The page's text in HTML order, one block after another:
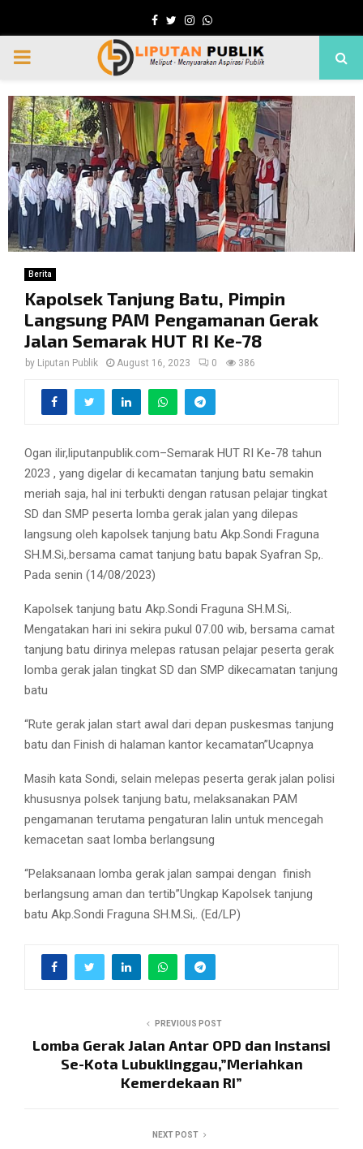
Facebook
TwitterInstagram
Whatsapp
PRIMARY
MENU
Berita
Kapolsek Tanjung Batu, Pimpin
Langsung PAM Pengamanan Gerak
Jalan Semarak HUT RI Ke-78
by Liputan Publik August 16, 2023 0 386
Ogan ilir,liputanpublik.com–Semarak HUT RI Ke-78 tahun
2023 , yang digelar di kecamatan tanjung batu semakin
meriah saja, hal ini terbukti dengan ratusan pelajar tingkat
SD dan SMP peserta lomba gerak jalan yang dilepas
langsung oleh kapolsek tanjung batu Akp.Sondi Fraguna
SH.M.Si,.bersama camat tanjung batu bapak Syafran Sp,.
Pada senin (14/08/2023)
Kapolsek tanjung batu Akp.Sondi Fraguna SH.M.Si,.
Mengatakan hari ini sekira pukul 07.00 wib, bersama camat
tanjung batu dirinya melepas ratusan pelajar peserta gerak
lomba gerak jalan tingkat SD dan SMP dikecamatan tanjung
batu
“Rute gerak jalan start awal dari depan puskesmas tanjung
batu dan Finish di halaman kantor kecamatan”Ucapnya
Masih kata Sondi, selain melepas peserta gerak jalan polisi
khususnya polsek tanjung batu, melaksanakan PAM
pengamanan terutama pengaturan lalin untuk mencegah
kemacetan saat lomba berlangsung
“Pelaksanaan lomba gerak jalan sampai dengan finish
berlangsung aman dan tertib”Ungkap Kapolsek tanjung
batu Akp.Sondi Fraguna SH.M.Si,. (Ed/LP)
PREVIOUS POST
Lomba Gerak Jalan Antar OPD dan Instansi
Se-Kota Lubuklinggau,”Meriahkan
Kemerdekaan RI”
NEXT POST